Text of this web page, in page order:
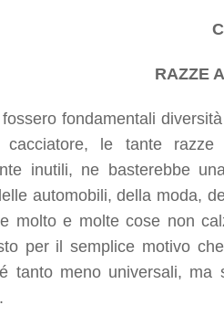
RAZZE
fondamentali
cacciatore, le tante razze
inutili, ne basterebbe
automobili, della moda,
molto e molte cose non
per il semplice motivo
tanto meno universali, ma